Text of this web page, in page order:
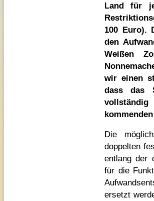
Land für
100 Euro).
den
Weißen
wir einen
dass das
Die
doppelten
entlang der
für die
ersetzt